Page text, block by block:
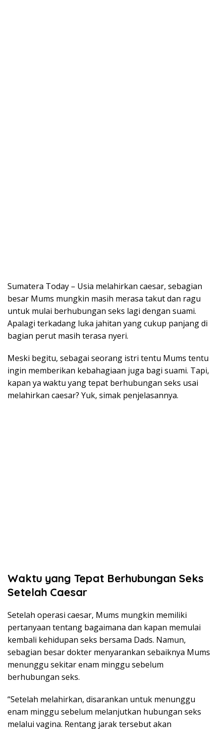
Sumatera Today – Usia melahirkan caesar, sebagian
besar Mums mungkin masih merasa takut dan ragu
untuk mulai berhubungan seks lagi dengan suami.
Apalagi terkadang luka jahitan yang cukup panjang di
bagian perut masih terasa nyeri.
Meski begitu, sebagai seorang istri tentu Mums tentu
ingin memberikan kebahagiaan juga bagi suami. Tapi,
kapan ya waktu yang tepat berhubungan seks usai
melahirkan caesar? Yuk, simak penjelasannya.
Waktu yang Tepat Berhubungan Seks
Setelah Caesar
Setelah operasi caesar, Mums mungkin memiliki
pertanyaan tentang bagaimana dan kapan memulai
kembali kehidupan seks bersama Dads. Namun,
sebagian besar dokter menyarankan sebaiknya Mums
menunggu sekitar enam minggu sebelum
berhubungan seks.
“Setelah melahirkan, disarankan untuk menunggu
enam minggu sebelum melanjutkan hubungan seks
melalui vagina. Rentang jarak tersebut akan